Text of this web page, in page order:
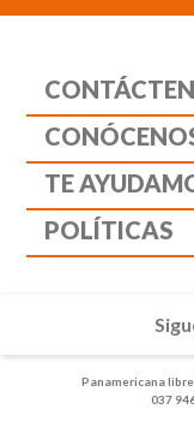
TE
POLÍTICAS
Panamericana
037